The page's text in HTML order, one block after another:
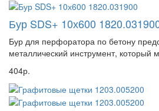
Бур SDS+ 10х600
Бур для перфоратора по бетону
металлический инструмент, который
404р.